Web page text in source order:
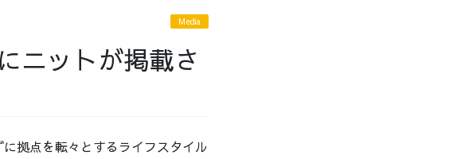
Media
ニットが掲載さ
拠点を転々とするライフスタイル